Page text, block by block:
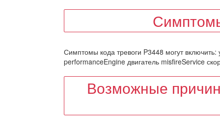
Симптомы кода тревоги P3448 могут
performanceEngine двигатель misfireService
Возможные